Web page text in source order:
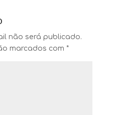
não será publicado.
marcados com *